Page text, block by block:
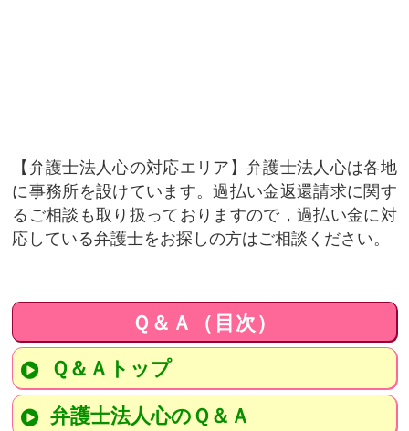
弁護士法人心の対応エリア
弁護士法人心は各地
に事務所を設けています。過払い金返還請求に関す
るご相談も取り扱っておりますので，過払い金に対
応している弁護士をお探しの方はご相談ください。
Ｑ＆Ａ（目次）
Ｑ＆Ａトップ
弁護士法人心のＱ＆Ａ